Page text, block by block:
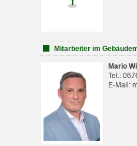
Mitarbeiter im
Mario
Tel.:
E-Mail: